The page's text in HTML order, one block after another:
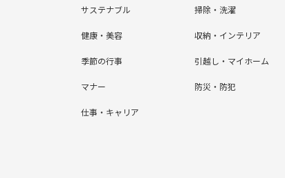
サステナブル
健康・美容
季節の行事
マナー
仕事・キャリア
掃除・洗濯
収納・インテリア
引越し・マイホーム
防災・防犯